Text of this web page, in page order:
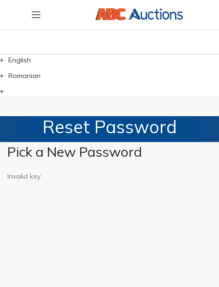
English
Romanian
Reset Password
Pick a New Password
Invalid key